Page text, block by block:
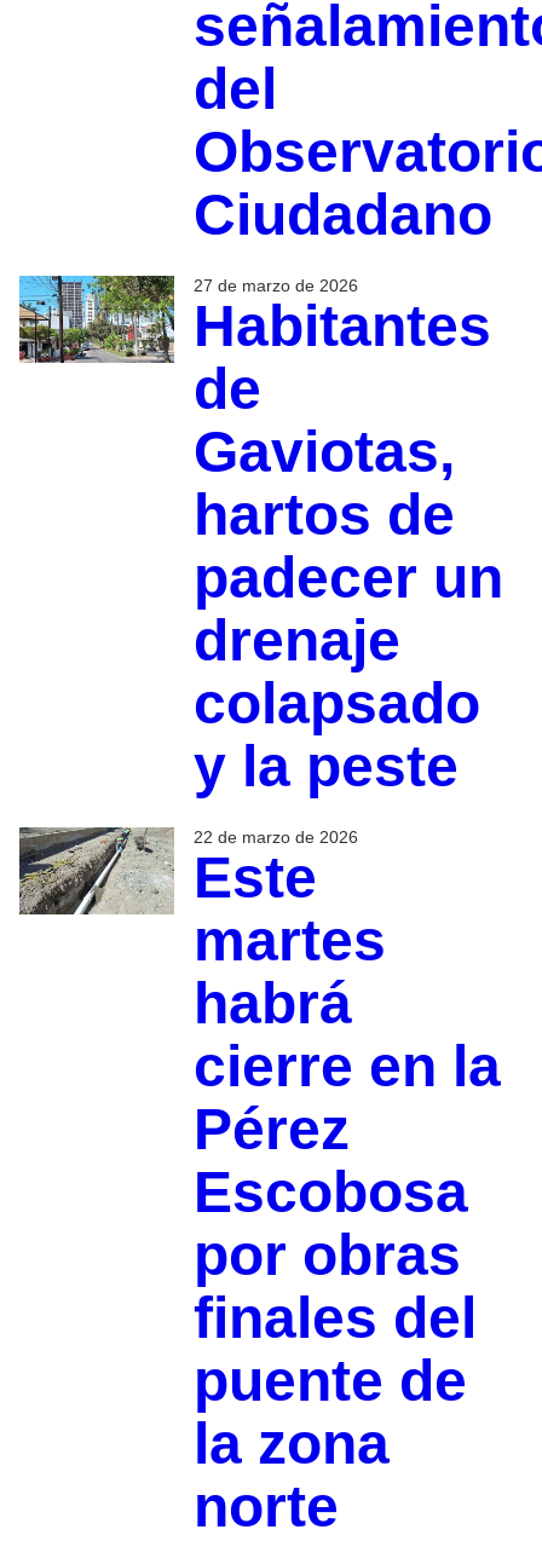
del
Ciudadano
27 de marzo de 2026
Habitantes
de
Gaviotas,
hartos de
padecer un
drenaje
colapsado
y la peste
22 de marzo de 2026
Este
martes
habrá
cierre en la
Pérez
Escobosa
por obras
finales del
puente de
la zona
norte